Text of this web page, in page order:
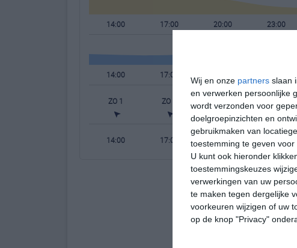
Wij en onze partners slaan
en verwerken persoonlijke
wordt verzonden voor
doelgroepinzichten en
gebruikmaken van
toestemming te geven
U kunt ook hieronder
toestemmingskeuzes
verwerkingen van uw
te maken tegen dergelijke
voorkeuren wijzigen of uw
op de knop "Privacy"
14:00 17:00 20:00 23:00
14:00 17:00
ZO 1 ZO 2 ONO 1
14:00 17:00 20:00